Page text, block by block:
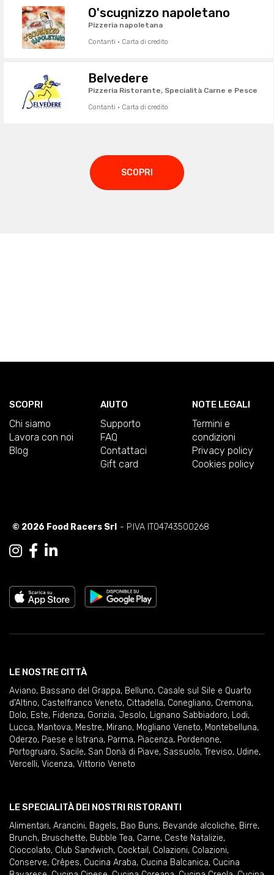
O'scugnizzo napoletano
Pizzeria napoletana
Contanti · Carta di credito
Belvedere
Pizzeria Ristorante, Specialità Carne e Pesce
Contanti · Carta di credito
SCOPRI
SCOPRI
Chi siamo
Lavora con noi
Blog
AIUTO
Supporto
FAQ
Contattaci
Gift card
NOTE LEGALI
Termini e
condizioni
Privacy policy
Cookies policy
© 2026 Food Racers Srl - P.IVA IT04743500268
LE NOSTRE CITTÀ
Aviano, Bassano del Grappa, Belluno, Casale sul Sile e Quarto
d'Altino, Castelfranco Veneto, Cittadella, Conegliano, Cremona,
Dolo, Este, Fidenza, Gorizia, Jesolo, Lignano Sabbiadoro, Lodi,
Lucca, Mantova, Mestre, Mirano, Mogliano Veneto, Montebelluna,
Oderzo, Paese e Istrana, Parma, Piacenza, Pordenone,
Portogruaro, Sacile, San Donà di Piave, Sassuolo, Treviso, Udine,
Vercelli, Vicenza, Vittorio Veneto
LE SPECIALITÀ DEI NOSTRI RISTORANTI
Alimentari, Arancini, Bagels, Bao Buns, Bevande alcoliche, Birre,
Brunch, Bruschette, Bubble Tea, Carne, Ceste Natalizie,
Cioccolato, Club Sandwich, Cocktail , Colazioni, Colazioni,
Conserve, Crêpes, Cucina Araba, Cucina Balcanica, Cucina